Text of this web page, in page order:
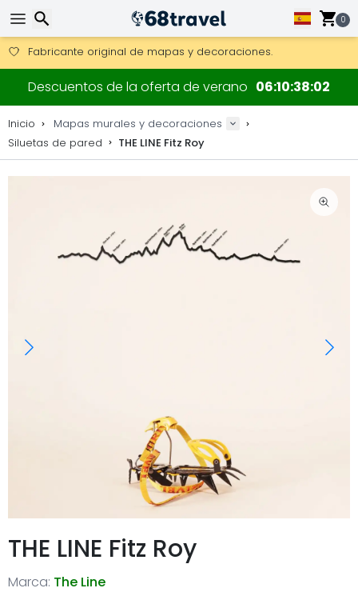
0
Envío DHL 1 día disponible.
30 días para devoluciones, 90 días para mapas de madera
Fabricante original de mapas y decoraciones.
Descuentos de la oferta de verano 06103801
Inicio
Mapas murales y decoraciones
Siluetas de pared
THE LINE Fitz Roy
THE LINE Fitz Roy
Marca: The Line
Buscar
Buscar